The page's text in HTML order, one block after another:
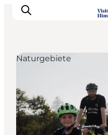
Natur
Städte und Orte
Das passiert
Naturgebiete